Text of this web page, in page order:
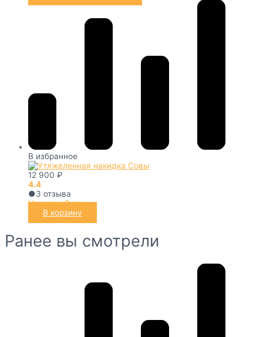
В избранное
12 900 ₽
4.4
●3 отзыва
Накидка Совы
В корзину
Ранее вы смотрели